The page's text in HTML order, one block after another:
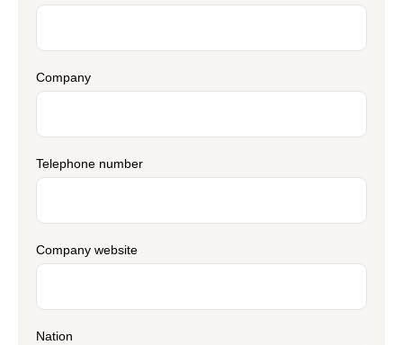
Company
Telephone number
Company website
Nation